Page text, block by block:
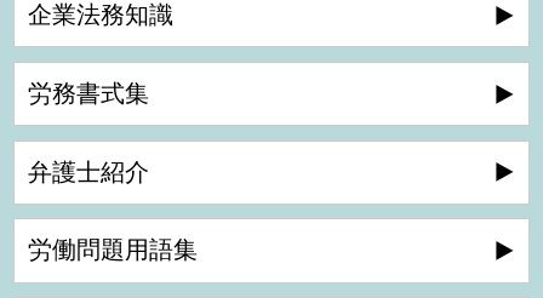
企業法務知識
労務書式集
弁護士紹介
労働問題用語集